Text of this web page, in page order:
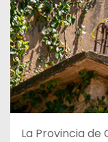
La Provincia